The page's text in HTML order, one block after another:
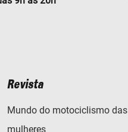
Revista
Mundo do motociclismo das
mulheres